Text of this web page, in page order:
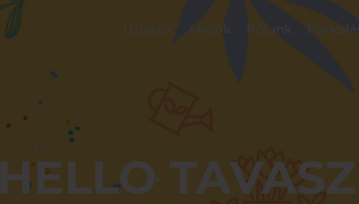
Üzletek Akciók Rólunk Parkolás
HELLO TAVASZ